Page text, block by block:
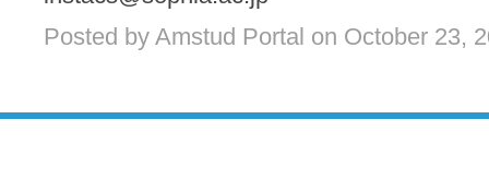
Posted by Amstud Portal on October 23,